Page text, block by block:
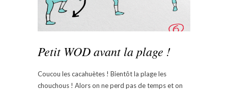
Petit WOD avant la plage !
Coucou les cacahuètes ! Bientôt la plage les
chouchous ! Alors on ne perd pas de temps et on